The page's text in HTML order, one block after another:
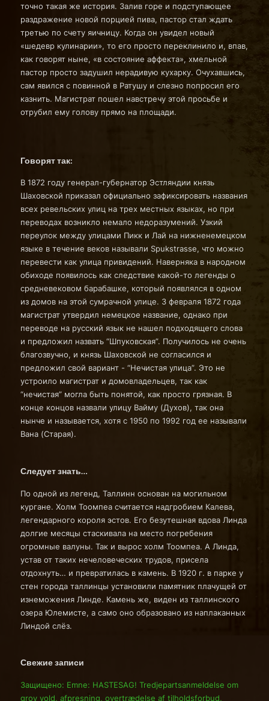
точно такая же история. Залив горе и подступающее
раздражение новой порцией пива, пастор стал ждать
третью по счету яичницу. Когда он увидел новый
«шедевр кулинарии», то его просто переклинило и, впав,
как говорят ныне, «в состояние аффекта», хмельной
пастор просто задушил нерадивую кухарку. Очухавшись,
сам явился с повинной в Ратушу и слезно попросил его
казнить. Магистрат пошел навстречу этой просьбе и
отрубил ему голову прямо на площади.
Говорят так:
В 1872 году генерал-губернатор Эстляндии князь
Шаховской приказал официально зафиксировать названия
всех ревельских улиц на трех местных языках, но при
переводах возникло немало недоразумений. Узкий
переулок между улицами Пикк и Лай на нижненемецком
языке в течение веков называли Spukstrasse, что можно
перевести как улица привидений. Наверняка в народном
обиходе появилось как следствие какой-то легенды о
средневековом барабашке, который появлялся в одном
из домов на этой сумрачной улице. 3 февраля 1872 года
магистрат утвердил немецкое название, однако при
переводе на русский язык не нашел подходящего слова
и предложил назвать “Шпуковская”. Получилось не очень
благозвучно, и князь Шаховской не согласился и
предложил свой вариант - “Нечистая улица”. Это не
устроило магистрат и домовладельцев, так как
“нечистая” могла быть понятой, как просто грязная. В
конце концов назвали улицу Вайму (Духов), так она
нынче и называется, хотя с 1950 по 1992 год ее называли
Вана (Старая).
Следует знать…
По одной из легенд, Таллинн основан на могильном
кургане. Холм Тоомпеа считается надгробием Калева,
легендарного короля эстов. Его безутешная вдова Линда
долгие месяцы стаскивала на место погребения
огромные валуны. Так и вырос холм Тоомпеа. А Линда,
устав от таких нечеловеческих трудов, присела
отдохнуть… и превратилась в камень. В 1920 г. в парке у
стен города таллинцы установили памятник плачущей от
изнеможения Линде. Камень же, виден из таллинского
озера Юлемисте, а само оно образовано из наплаканных
Линдой слёз.
Свежие записи
Защищено: Emne: HASTESAG! Tredjepartsanmeldelse om
grov vold, afpresning, overtrædelse af tilholdsforbud,